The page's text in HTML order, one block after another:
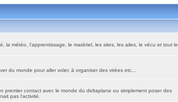
la météo, l'apprentissage, le matériel, les sites, les ailes, le vécu et tout le
du monde pour aller voler, à organiser des virées etc...
premier contact avec le monde du deltaplane ou simplement poser des
pas l'activité.